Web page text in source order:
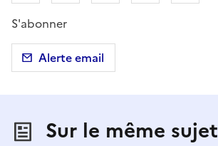
S'abonner
Alerte email
Sur le même sujet